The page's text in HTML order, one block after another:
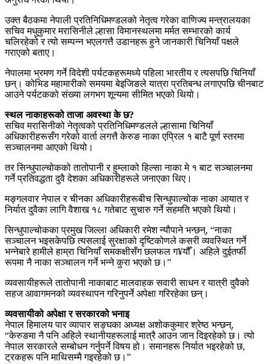
उक्त बैठकमा नेपाली प्रतिनिधिमण्डलको नेतृत्व गरेका वाणिज्य मन्त्रालयका
सचिव मधुकुमार मरासिनीले ल्हासा विमानस्थलमा मर्मत सम्भारको कार्य
चलिरहेको र त्यो सम्पन्न भएलगत्तै उडानहरू हुने जानकारी चिनियाँ पक्षले
गराएको बताए।
नेपालमा भ्रमण गर्ने विदेशी पर्यटकहरूमध्ये पहिला भारतीय र त्यसपछि चिनियाँ
छन्। कोभिड महामारीको समयमा बेइजिङले यात्रा प्रतिबन्ध लगाएपछि चीनबाट
आउने पर्यटकको संख्या लगभग शून्यमा सीमित भएको थियो।
स्थल नाकाहरूको ताजा अवस्था के छ?
सचिव मरासिनीको नेतृत्वको प्रतिनिधिमण्डलले ल्हासामा चिनियाँ
अधिकारीहरूसँग गरेको वार्ता लगत्तै केरुङ नाका एप्रिल १ बाटै पूर्ण स्तरमा
सञ्चालनमा आएको थियो।
तर सिन्धुपाल्चोकको तातोपानी र हुम्लाको हिल्सा नाका मे १ बाट सञ्चालनमा
गर्ने प्रतिवद्धता दुवै देशका अधिकारीहरूले जनाएका थिए।
मङ्गलवार नेपाल र चीनका अधिकारीहरूबीच सिन्धुपाल्चोक नाका आयात र
निर्यात दुवैका लागि वैशाख १८ गतेबाट सुचारु गर्ने सहमति भएको थियो।
सिन्धुपाल्चोकका प्रमुख जिल्ला अधिकारी रमेश न्यौपाने भन्छन्, “नाका
सञ्चालन भइसकेपछि त्यसलाई सुरक्षाको दृष्टिकोणले कसरी व्यवस्थित गर्ने
भन्नेबारे हामीले हाम्रा चिनियाँ समकक्षीसँग छलफल ग¥यौँ। अहिले दुईतर्फी
रूपमा नै नाका सञ्चालन गर्ने भन्ने कुरा भएको छ।”
व्यवसायीहरूले तातोपानी नाकाबाट मालवाहक सवारी साधन र यात्री दुवैको
सहज आवागमनको व्यवस्थापन गरिनुपर्ने अपेक्षा गरिरहेका छन्।
व्यवसायीको अपेक्षा र सरकारको भनाइ
नेपाल हिमालय पार व्यापार सङ्घका अध्यक्ष अशोककुमार श्रेष्ठ भन्छन्,
“केरुङमा नै पनि अहिले स्थानीयहरूलाई मात्रै आउन जान दिइरहेको छ। त्यो
नेपाल सरकारले सम्बोधन गर्नुपर्ने विषय हो। समानहरू निर्यात भइरहेको छ,
ट्रकहरू पनि माथिसम्मै गइरहेको छ।”